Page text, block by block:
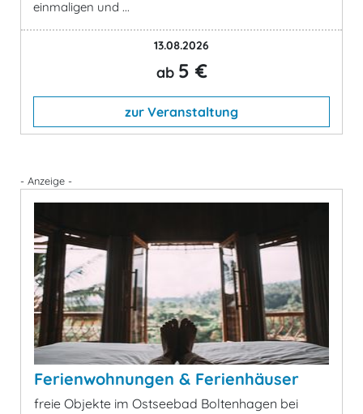
einmaligen und ...
13.08.2026
ab 5 €
zur Veranstaltung
- Anzeige -
Ferienwohnungen & Ferienhäuser
freie Objekte im Ostseebad Boltenhagen bei